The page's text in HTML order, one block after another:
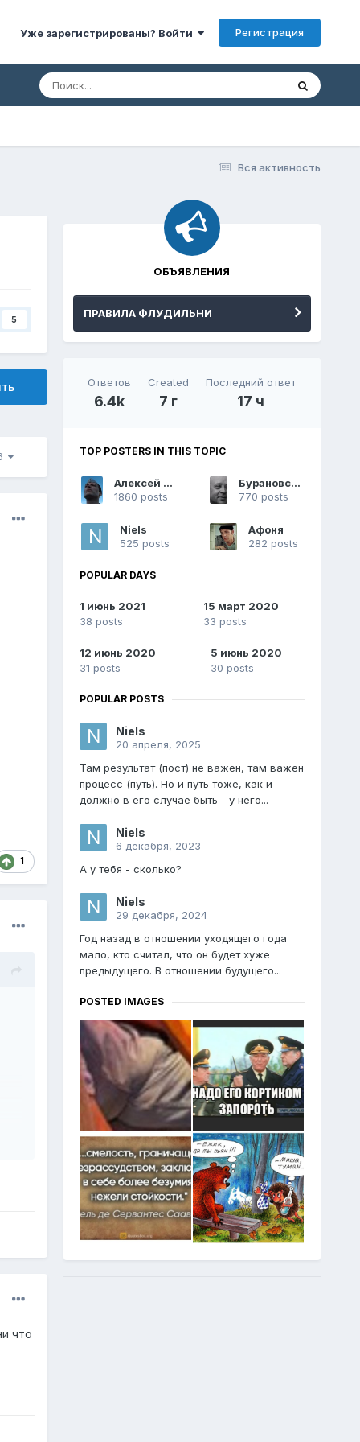
Уже зарегистрированы? Войти Регистрация
Вся активность
5
1
что
ОБЪЯВЛЕНИЯ
ПРАВИЛА ФЛУДИЛЬНИ
Ответов
6.4k
Created
7 г
Последний ответ
17 ч
TOP POSTERS IN THIS TOPIC
Алексей Рэдс
1860 posts
Бурановский Дед
770 posts
Niels
525 posts
Афоня
282 posts
POPULAR DAYS
1 июнь 2021
38 posts
15 март 2020
33 posts
12 июнь 2020
31 posts
5 июнь 2020
30 posts
POPULAR POSTS
Niels
20 апреля, 2025
Там результат (пост) не важен, там важен
процесс (путь). Но и путь тоже, как и
должно в его случае быть - у него...
Niels
6 декабря, 2023
А у тебя - сколько?
Niels
29 декабря, 2024
Год назад в отношении уходящего года
мало, кто считал, что он будет хуже
предыдущего. В отношении будущего...
POSTED IMAGES